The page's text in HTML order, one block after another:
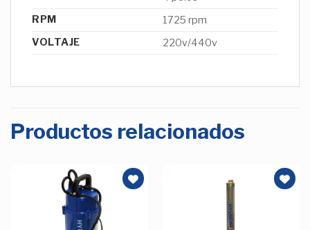
RPM
1725 rpm
VOLTAJE
220v/440v
Productos relacionados